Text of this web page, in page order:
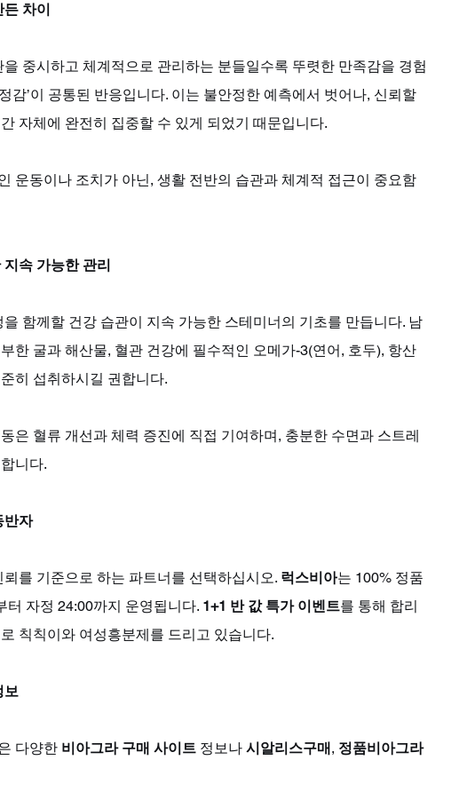
차이
중시하고 체계적으로 관리하는 분들일수록 뚜렷한 만족감을 경험
감’이 공통된 반응입니다. 이는 불안정한 예측에서 벗어나, 신뢰할
자체에 완전히 집중할 수 있게 되었기 때문입니다.
운동이나 조치가 아닌, 생활 전반의 습관과 체계적 접근이 중요함
속 가능한 관리
함께할 건강 습관이 지속 가능한 스테미너의 기초를 만듭니다. 남
한 굴과 해산물, 혈관 건강에 필수적인 오메가-3(연어, 호두), 항산
히 섭취하시길 권합니다.
은 혈류 개선과 체력 증진에 직접 기여하며, 충분한 수면과 스트레
니다.
반자
를 기준으로 하는 파트너를 선택하십시오. 럭스비아는 100% 정품
터 자정 24:00까지 운영됩니다. 1+1 반 값 특가 이벤트를 통해 합리
칙칙이와 여성흥분제를 드리고 있습니다.
보
다양한 비아그라 구매 사이트 정보나 시알리스구매, 정품비아그라